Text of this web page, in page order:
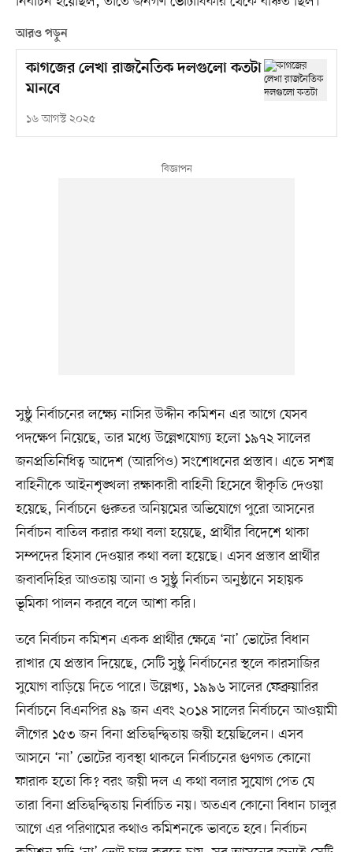
আরও পড়ুন
কাগজের লেখা রাজনৈতিক দলগুলো কতটা
মানবে
১৬ আগস্ট ২০২৫
সুষ্ঠু নির্বাচনের লক্ষ্যে নাসির উদ্দীন কমিশন এর আগে যেসব
পদক্ষেপ নিয়েছে, তার মধ্যে উল্লেখযোগ্য হলো ১৯৭২ সালের
জনপ্রতিনিধিত্ব আদেশ (আরপিও) সংশোধনের প্রস্তাব। এতে সশস্ত্র
বাহিনীকে আইনশৃঙ্খলা রক্ষাকারী বাহিনী হিসেবে স্বীকৃতি দেওয়া
হয়েছে, নির্বাচনে গুরুতর অনিয়মের অভিযোগে পুরো আসনের
নির্বাচন বাতিল করার কথা বলা হয়েছে, প্রার্থীর বিদেশে থাকা
সম্পদের হিসাব দেওয়ার কথা বলা হয়েছে। এসব প্রস্তাব প্রার্থীর
জবাবদিহির আওতায় আনা ও সুষ্ঠু নির্বাচন অনুষ্ঠানে সহায়ক
ভূমিকা পালন করবে বলে আশা করি।
তবে নির্বাচন কমিশন একক প্রার্থীর ক্ষেত্রে ‘না’ ভোটের বিধান
রাখার যে প্রস্তাব দিয়েছে, সেটি সুষ্ঠু নির্বাচনের স্থলে কারসাজির
সুযোগ বাড়িয়ে দিতে পারে। উল্লেখ্য, ১৯৯৬ সালের ফেব্রুয়ারির
নির্বাচনে বিএনপির ৪৯ জন এবং ২০১৪ সালের নির্বাচনে আওয়ামী
লীগের ১৫৩ জন বিনা প্রতিদ্বন্দ্বিতায় জয়ী হয়েছিলেন। এসব
আসনে ‘না’ ভোটের ব্যবস্থা থাকলে নির্বাচনের গুণগত কোনো
ফারাক হতো কি? বরং জয়ী দল এ কথা বলার সুযোগ পেত যে
তারা বিনা প্রতিদ্বন্দ্বিতায় নির্বাচিত নয়। অতএব কোনো বিধান চালুর
আগে এর পরিণামের কথাও কমিশনকে ভাবতে হবে। নির্বাচন